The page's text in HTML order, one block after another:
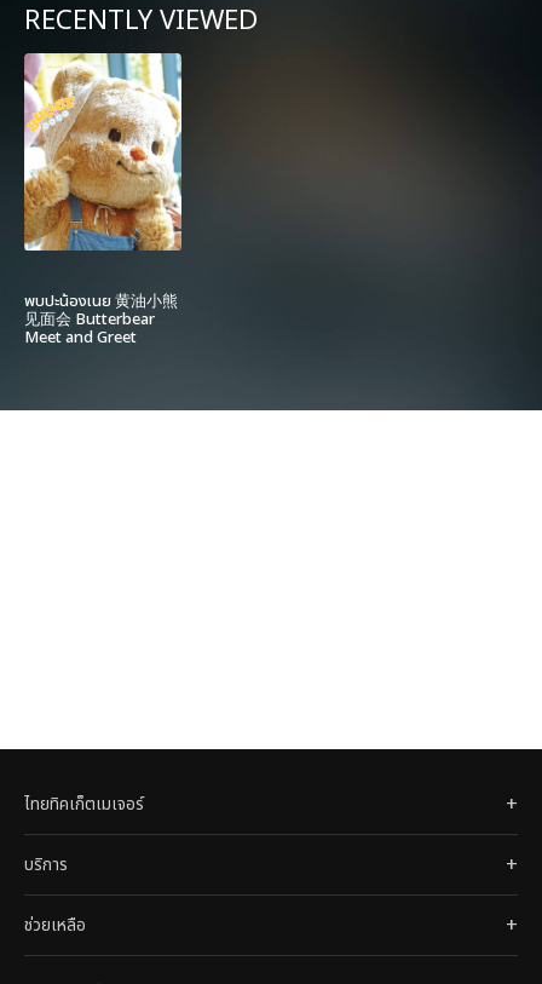
RECENTLY VIEWED
พบปะน้องเนย 黄油小熊
见面会 Butterbear
Meet and Greet
ไทยทิคเก็ตเมเจอร์
บริการ
ช่วยเหลือ